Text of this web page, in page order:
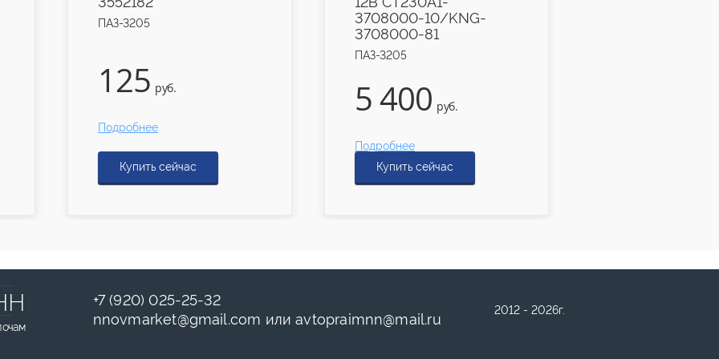
ПАЗ-3205
125 руб.
Подробнее
Купить сейчас
3708000-10/KNG-
3708000-81
ПАЗ-3205
5 400 руб.
Подробнее
Купить сейчас
+7 (920) 025-25-32
nnovmarket@gmail.com илиavtopraimnn@mail.ru
2012 - 2026г.